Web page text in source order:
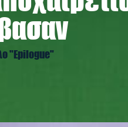
"Epilogue"